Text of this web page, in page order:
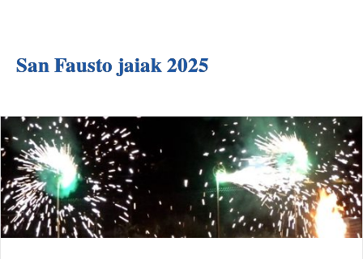
San Fausto jaiak 2025